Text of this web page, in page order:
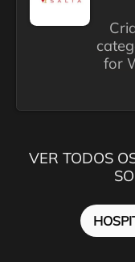
for
VER TODOS